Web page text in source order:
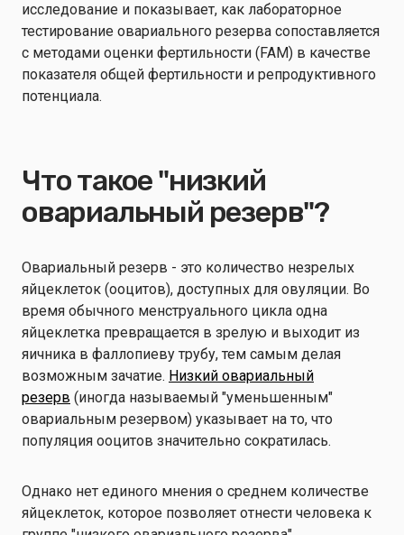
исследование и показывает, как лабораторное
тестирование овариального резерва сопоставляется
с методами оценки фертильности (FAM) в качестве
показателя общей фертильности и репродуктивного
потенциала.
Что такое "низкий
овариальный резерв"?
Овариальный резерв - это количество незрелых
яйцеклеток (ооцитов), доступных для овуляции. Во
время обычного менструального цикла одна
яйцеклетка превращается в зрелую и выходит из
яичника в фаллопиеву трубу, тем самым делая
возможным зачатие. Низкий овариальный
резерв (иногда называемый "уменьшенным"
овариальным резервом) указывает на то, что
популяция ооцитов значительно сократилась.
Однако нет единого мнения о среднем количестве
яйцеклеток, которое позволяет отнести человека к